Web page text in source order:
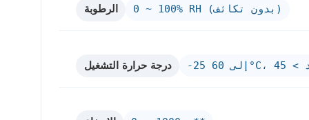
الرطوبة 0 ~ 100% RH (بدون تكاثف)
درجة حرارة التشغيل